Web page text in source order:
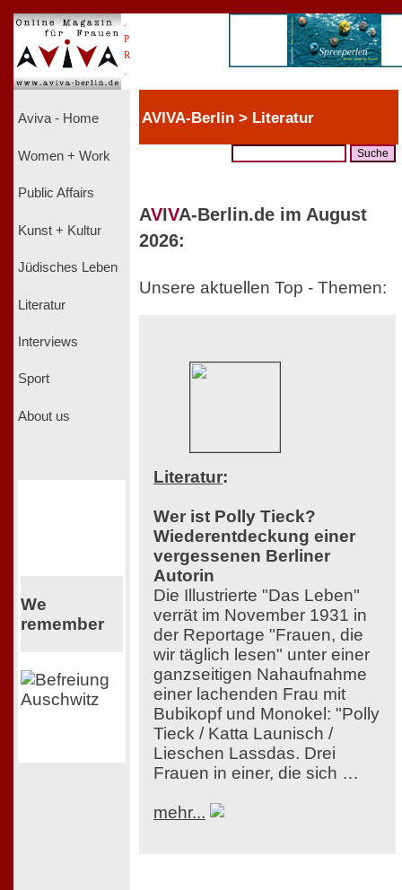
P
R
Aviva - Home
Women + Work
Public Affairs
Kunst + Kultur
Jüdisches Leben
Literatur
Interviews
Sport
About us
We
remember
AVIVA-Berlin > Literatur
AVIVA-Berlin.de im August
2026:
Unsere aktuellen Top - Themen:
Literatur:
Wer ist Polly Tieck?
Wiederentdeckung einer
vergessenen Berliner
Autorin
Die Illustrierte "Das Leben"
verrät im November 1931 in
der Reportage "Frauen, die
wir täglich lesen" unter einer
ganzseitigen Nahaufnahme
einer lachenden Frau mit
Bubikopf und Monokel: "Polly
Tieck / Katta Launisch /
Lieschen Lassdas. Drei
Frauen in einer, die sich …
mehr...